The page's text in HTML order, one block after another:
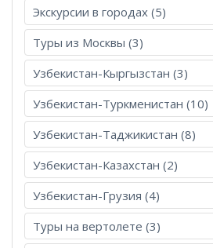
Экскурсии в городах (5)
Туры из Москвы (3)
Узбекистан-Кыргызстан (3)
Узбекистан-Туркменистан (10)
Узбекистан-Таджикистан (8)
Узбекистан-Казахстан (2)
Узбекистан-Грузия (4)
Туры на вертолете (3)